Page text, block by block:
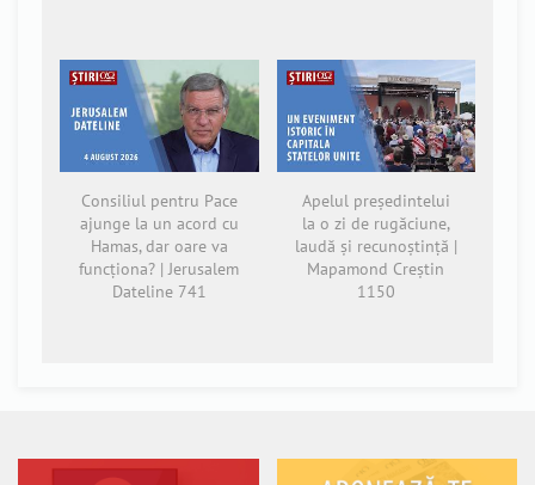
Consiliul pentru Pace
ajunge la un acord cu
Hamas, dar oare va
funcționa? | Jerusalem
Dateline 741
Apelul președintelui
la o zi de rugăciune,
laudă și recunoștință |
Mapamond Creștin
1150